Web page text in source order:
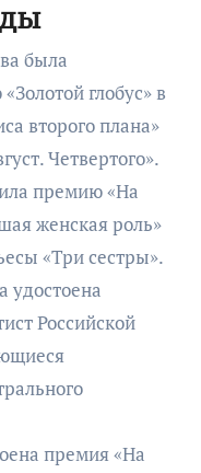
была
глобус» в
второго плана»
Четвертого».
премию «На
женская роль»
«Три сестры».
удостоена
Российской
премия «На